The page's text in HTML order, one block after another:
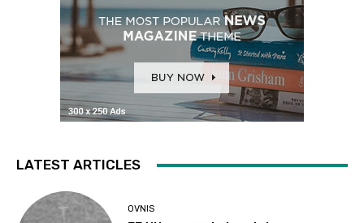
LATEST ARTICLES
OVNIS